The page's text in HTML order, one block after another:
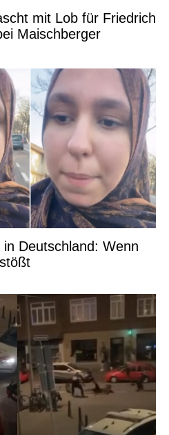
mit Lob für Friedrich
Maischberger
Deutschland: Wenn